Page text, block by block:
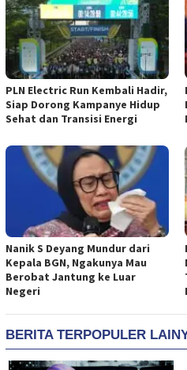
PLN Electric Run Kembali Hadir,
Siap Dorong Kampanye Hidup
Sehat dan Transisi Energi
Nanik S Deyang Mundur dari
Kepala BGN, Ngakunya Mau
Berobat Jantung ke Luar
Negeri